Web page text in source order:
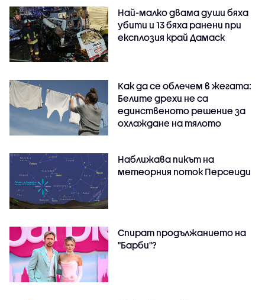
Най-малко двама души бяха
убити и 13 бяха ранени при
експлозия край Дамаск
Как да се облечем в жегата:
Белите дрехи не са
единственото решение за
охлаждане на тялото
Наближава пикът на
метеорния поток Персеиди
Спират продължанието на
"Барби"?